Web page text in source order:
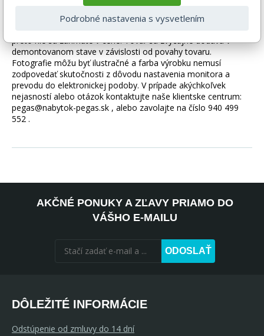
Tovar sa dodáva bez príslušenstva a dekorácií (napr. textilných
preto nie sú zahrnuté v cene. Tovar sa zvyčajne dodáva v
demontovanom stave v závislosti od povahy tovaru.
Fotografie môžu byť ilustračné a farba výrobku nemusí
zodpovedať skutočnosti z dôvodu nastavenia monitora a
prevodu do elektronickej podoby. V prípade akýchkoľvek
nejasností alebo otázok kontaktujte naše klientske centrum:
pegas@nabytok-pegas.sk , alebo zavolajte na číslo 940 499
552 .
AKČNÉ PONUKY A ZĽAVY PRIAMO DO
VÁŠHO E-MAILU
ODOSLAŤ
DÔLEŽITÉ INFORMÁCIE
Odstúpenie od zmluvy do 14 dní
Podrobné nastavenia s vysvetlením